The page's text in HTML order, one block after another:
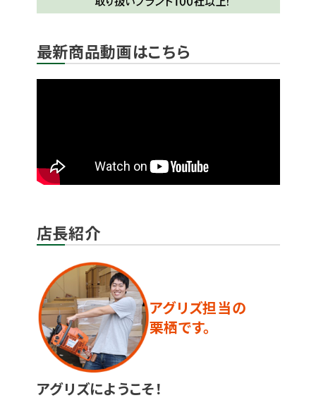
最新商品動画はこちら
店長紹介
アグリズ担当の
栗栖です。
アグリズにようこそ！